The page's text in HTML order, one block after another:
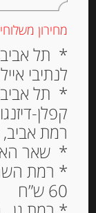
גרם
מחירון
* תל
לנתיבי איילון-
* תל אביב
קפלן-
רמת אביב,
* שאר
* רמת
60 ש”ח